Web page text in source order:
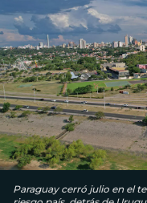
Paraguay cerró julio en el